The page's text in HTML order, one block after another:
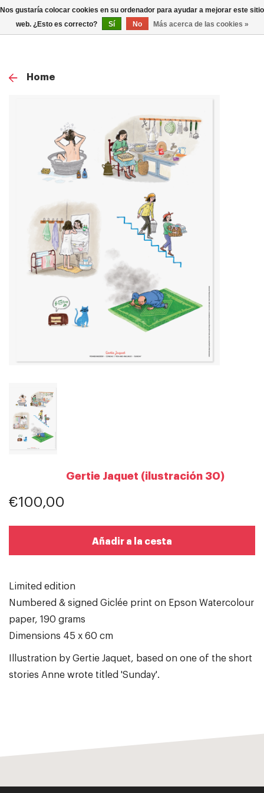
0
Home
Gertie Jaquet (ilustración 30)
€100,00
Añadir a la cesta
Limited edition
Numbered & signed Giclée print on Epson Watercolour
paper, 190 grams
Dimensions 45 x 60 cm
Illustration by Gertie Jaquet, based on one of the short
stories Anne wrote titled 'Sunday'.
Nos gustaría colocar cookies en su ordenador para ayudar a mejorar este sitio
web. ¿Esto es correcto?
Sí No Más acerca de las cookies »